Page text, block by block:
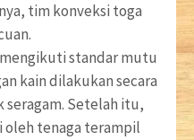
tim konveksi toga
standar mutu
kain dilakukan secara
seragam. Setelah itu,
oleh tenaga terampil